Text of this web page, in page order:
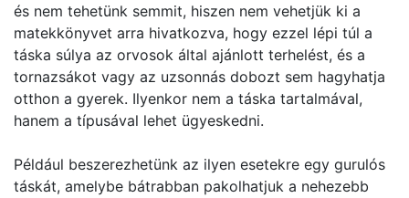
és nem tehetünk semmit, hiszen nem vehetjük ki a
matekkönyvet arra hivatkozva, hogy ezzel lépi túl a
táska súlya az orvosok által ajánlott terhelést, és a
tornazsákot vagy az uzsonnás dobozt sem hagyhatja
otthon a gyerek. Ilyenkor nem a táska tartalmával,
hanem a típusával lehet ügyeskedni.
Például beszerezhetünk az ilyen esetekre egy gurulós
táskát, amelybe bátrabban pakolhatjuk a nehezebb